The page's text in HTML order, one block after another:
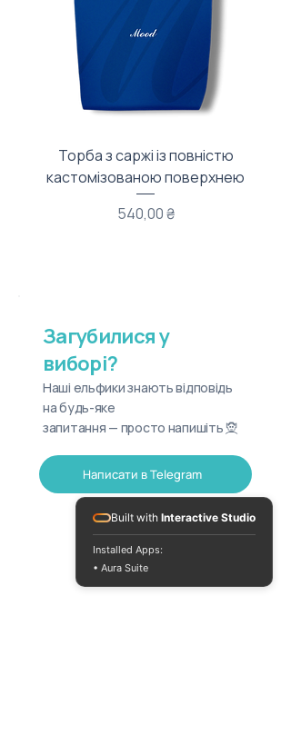
Торба з саржі із повністю
кастомізованою поверхнею
Ціна
540,00 ₴
Загубилися у
виборі?
Наші ельфики знають відповідь
на будь-яке
запитання — просто напишіть 🧝
Написати в Telegram
Built with Interactive Studio
Installed Apps:
• Aura Suite